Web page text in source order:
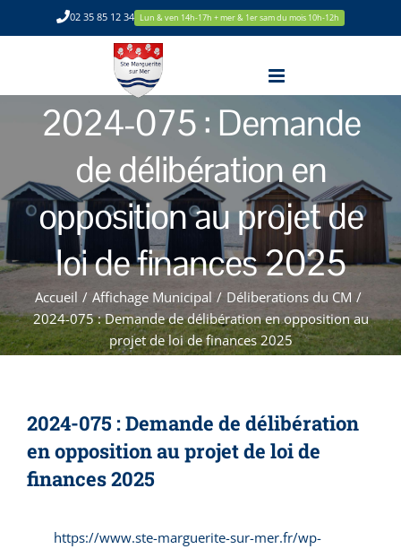
au
02 35 85 12 34 Lun & ven 14h-17h + mer & 1er sam du mois 10h-12h
2024-075 : Demande
de délibération en
opposition au projet de
loi de finances 2025
Accueil / Affichage Municipal / Déliberations du CM /
2024-075 : Demande de délibération en opposition au
projet de loi de finances 2025
2024-075 : Demande de délibération
en opposition au projet de loi de
finances 2025
https://www.ste-marguerite-sur-mer.fr/wp-